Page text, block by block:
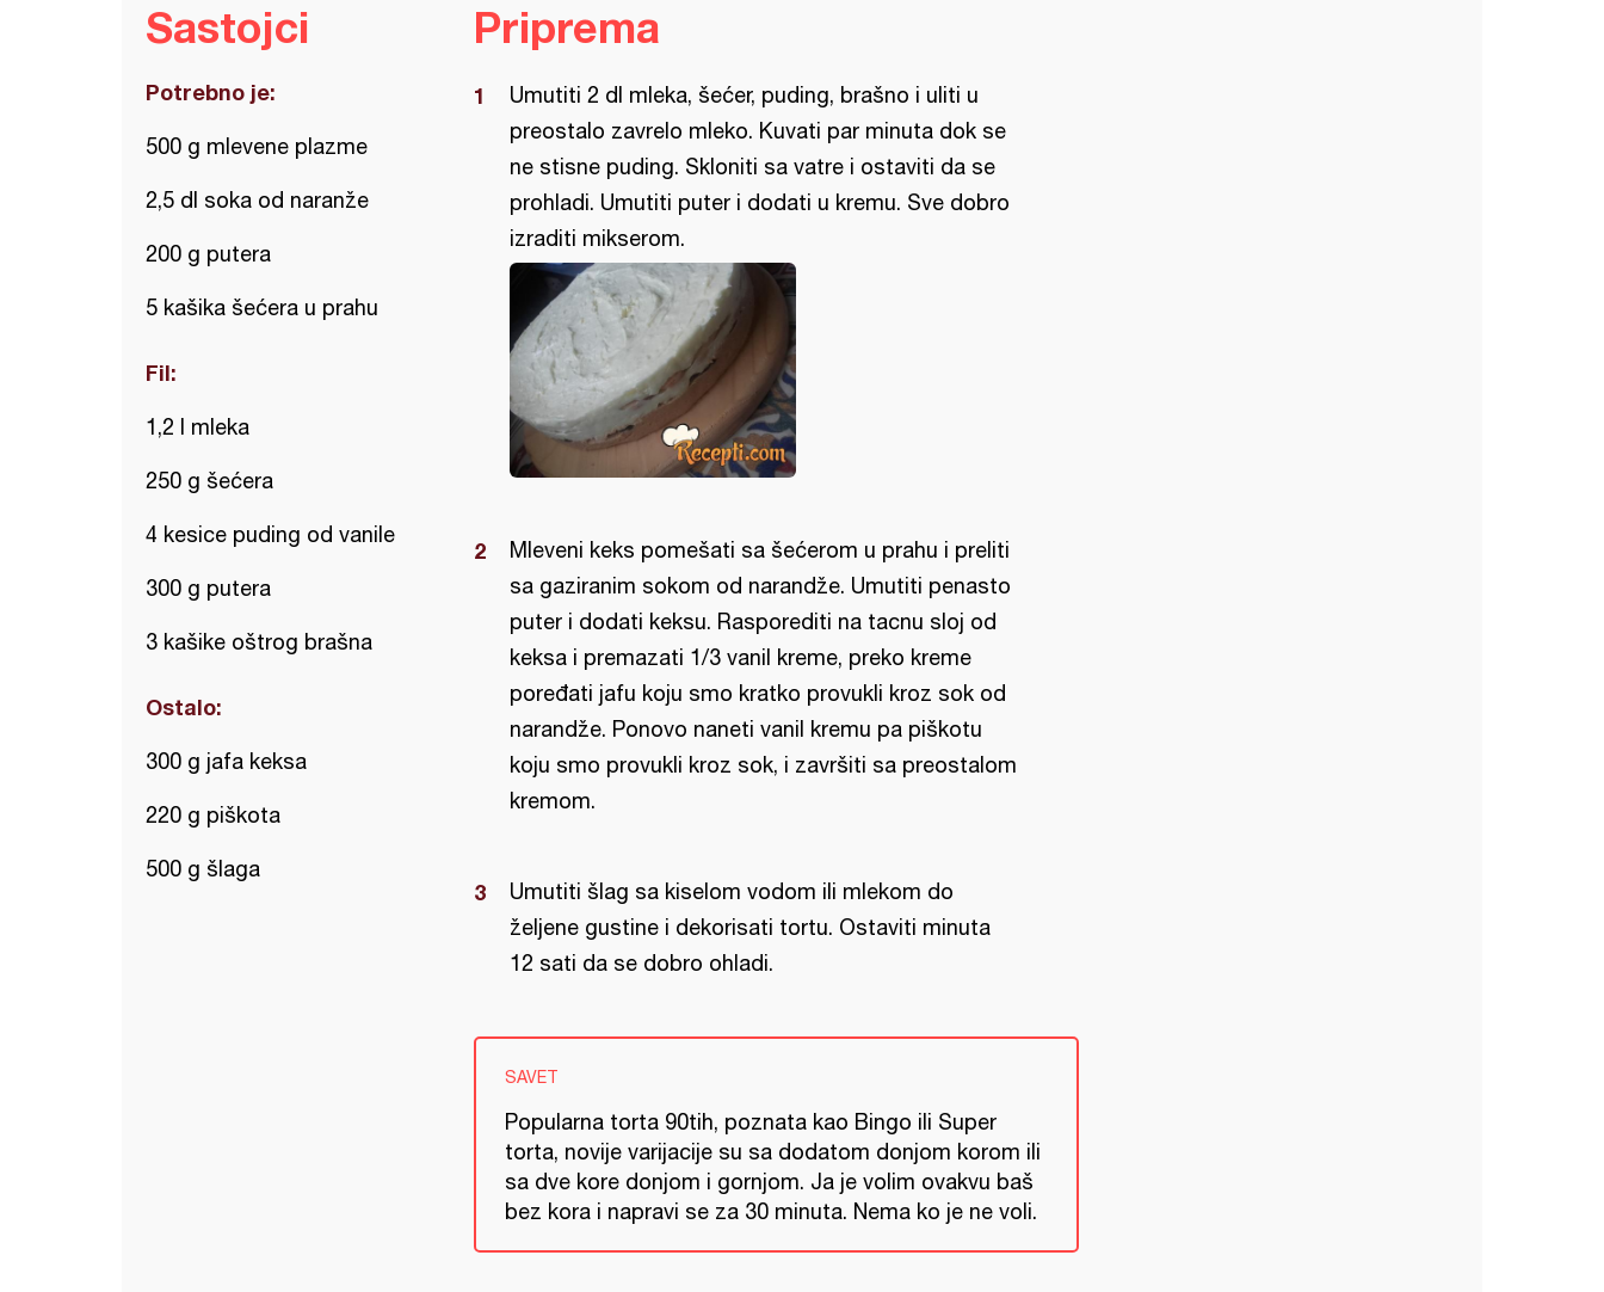
Sastojci
Potrebno je:
500 g mlevene plazme
2,5 dl soka od naranže
200 g putera
5 kašika šećera u prahu
Fil:
1,2 l mleka
250 g šećera
4 kesice puding od vanile
300 g putera
3 kašike oštrog brašna
Ostalo:
300 g jafa keksa
220 g piškota
500 g šlaga
Priprema
Umutiti 2 dl mleka, šećer, puding, brašno i uliti u
preostalo zavrelo mleko. Kuvati par minuta dok se
ne stisne puding. Skloniti sa vatre i ostaviti da se
prohladi. Umutiti puter i dodati u kremu. Sve dobro
izraditi mikserom.
Mleveni keks pomešati sa šećerom u prahu i preliti
sa gaziranim sokom od narandže. Umutiti penasto
puter i dodati keksu. Rasporediti na tacnu sloj od
keksa i premazati 1/3 vanil kreme, preko kreme
poređati jafu koju smo kratko provukli kroz sok od
narandže. Ponovo naneti vanil kremu pa piškotu
koju smo provukli kroz sok, i završiti sa preostalom
kremom.
Umutiti šlag sa kiselom vodom ili mlekom do
željene gustine i dekorisati tortu. Ostaviti minuta
12 sati da se dobro ohladi.
SAVET
Popularna torta 90tih, poznata kao Bingo ili Super
torta, novije varijacije su sa dodatom donjom korom ili
sa dve kore donjom i gornjom. Ja je volim ovakvu baš
bez kora i napravi se za 30 minuta. Nema ko je ne voli.